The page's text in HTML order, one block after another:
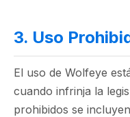
3. Uso
El uso de Wolfeye
cuando infrinja la
prohibidos se